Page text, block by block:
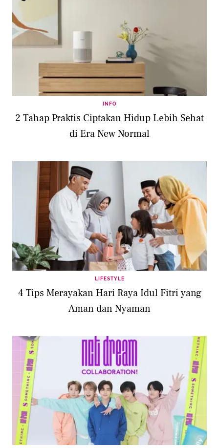
INFO
2 Tahap Praktis Ciptakan Hidup Lebih Sehat
di Era New Normal
LIFESTYLE
4 Tips Merayakan Hari Raya Idul Fitri yang
Aman dan Nyaman